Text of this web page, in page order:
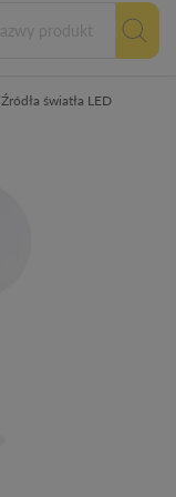
Źródła światła LED